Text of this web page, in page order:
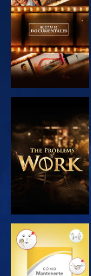
EXPLORA LAS
SERIES
EXPLORA LAS
SERIES
VE